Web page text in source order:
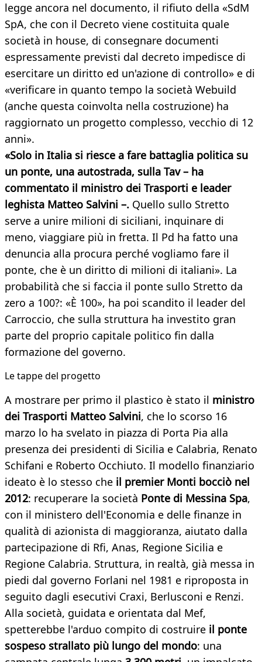
legge ancora nel documento, il rifiuto della «SdM
SpA, che con il Decreto viene costituita quale
società in house, di consegnare documenti
espressamente previsti dal decreto impedisce di
esercitare un diritto ed un'azione di controllo» e di
«verificare in quanto tempo la società Webuild
(anche questa coinvolta nella costruzione) ha
raggiornato un progetto complesso, vecchio di 12
anni».
«Solo in Italia si riesce a fare battaglia politica su
un ponte, una autostrada, sulla Tav – ha
commentato il ministro dei Trasporti e leader
leghista Matteo Salvini –. Quello sullo Stretto
serve a unire milioni di siciliani, inquinare di
meno, viaggiare più in fretta. Il Pd ha fatto una
denuncia alla procura perché vogliamo fare il
ponte, che è un diritto di milioni di italiani». La
probabilità che si faccia il ponte sullo Stretto da
zero a 100?: «È 100», ha poi scandito il leader del
Carroccio, che sulla struttura ha investito gran
parte del proprio capitale politico fin dalla
formazione del governo.
​Le tappe del progetto
A mostrare per primo il plastico è stato il ministro
dei Trasporti Matteo Salvini, che lo scorso 16
marzo lo ha svelato in piazza di Porta Pia alla
presenza dei presidenti di Sicilia e Calabria, Renato
Schifani e Roberto Occhiuto. Il modello finanziario
ideato è lo stesso che il premier Monti bocciò nel
2012: recuperare la società Ponte di Messina Spa,
con il ministero dell'Economia e delle finanze in
qualità di azionista di maggioranza, aiutato dalla
partecipazione di Rfi, Anas, Regione Sicilia e
Regione Calabria. Struttura, in realtà, già messa in
piedi dal governo Forlani nel 1981 e riproposta in
seguito dagli esecutivi Craxi, Berlusconi e Renzi.
Alla società, guidata e orientata dal Mef,
spetterebbe l'arduo compito di costruire il ponte
sospeso strallato più lungo del mondo: una